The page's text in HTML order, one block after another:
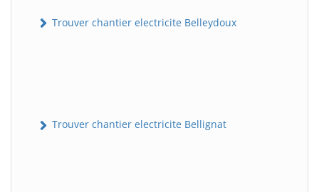
Trouver chantier electricite Belleydoux
Trouver chantier electricite Bellignat